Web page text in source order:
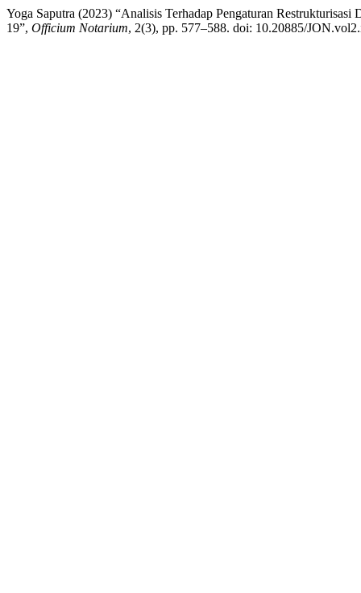
Yoga Saputra (2023) “Analisis Terhadap Pengaturan
19”, Officium Notarium, 2(3), pp. 577–588. doi: 10.20885/